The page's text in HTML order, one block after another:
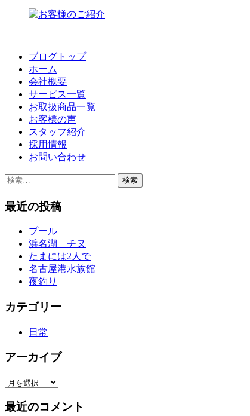
ブログトップ
ホーム
会社概要
サービス一覧
お取扱商品一覧
お客様の声
スタッフ紹介
採用情報
お問い合わせ
検
最近の投稿
プール
浜名湖 チヌ
たまには2人で
名古屋港水族館
夜釣り
カテゴリー
日常
アーカイブ
ア
カ
最近のコメント